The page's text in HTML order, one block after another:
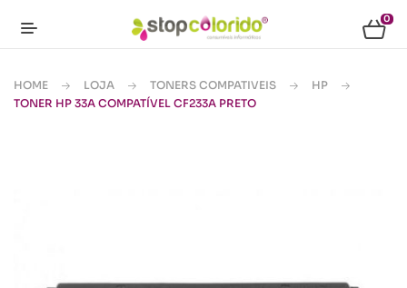
0
HOME LOJA TONERS COMPATIVEIS
HP
TONER HP 33A COMPATÍVEL CF233A PRETO